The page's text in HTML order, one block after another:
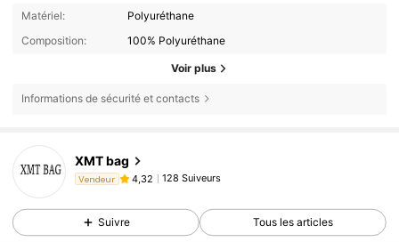
Matériel:
Polyuréthane
Composition:
100% Polyuréthane
Voir plus
Informations de sécurité et contacts
XMT bag
Vendeur 4,32 128 Suiveurs
Suivre Tous les articles